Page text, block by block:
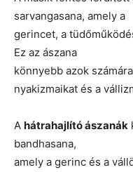
sarvangasana, amely a
gerincet, a
Ez az ászana
könnyebb azok
nyakizmaikat és a
A hátrahajlító ászanák
bandhasana,
amely a gerinc és a